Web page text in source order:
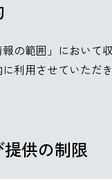
報の範囲」におい
利用させていただ
供の制限